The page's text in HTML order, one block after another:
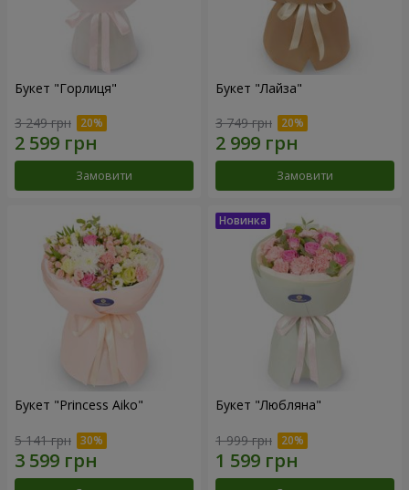
Букет "Горлиця"
3 249 грн
Замовити
Букет "Лайза"
3 749 грн
Замовити
Букет "Princess Aiko"
5 141 грн
Букет "Любляна"
1 999 грн